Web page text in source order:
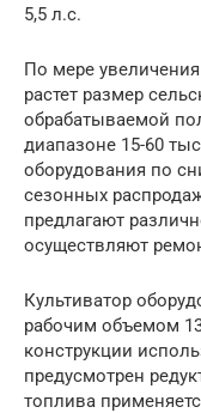
5,5 л.с.
По мере
растет размер
обрабатываемой
диапазоне 15-60
оборудования по
сезонных
предлагают
осуществляют
Культиватор
рабочим объемом
конструкции
предусмотрен
топлива